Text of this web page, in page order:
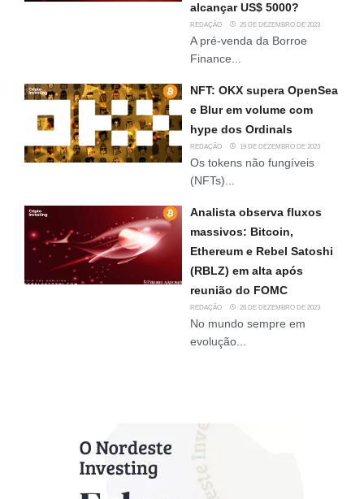
alcançar US$ 5000?
REDAÇÃO 25 DE DEZEMBRO DE 2023
A pré-venda da Borroe
Finance...
NFT: OKX supera OpenSea
e Blur em volume com
hype dos Ordinals
REDAÇÃO 19 DE DEZEMBRO DE 2023
Os tokens não fungíveis
(NFTs)...
Analista observa fluxos
massivos: Bitcoin,
Ethereum e Rebel Satoshi
(RBLZ) em alta após
reunião do FOMC
REDAÇÃO 26 DE DEZEMBRO DE 2023
No mundo sempre em
evolução...